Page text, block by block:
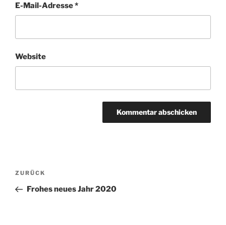
E-Mail-Adresse*
Website
Beitragsnavigation
Vorheriger
Beitrag
ZURÜCK
Frohes neues Jahr 2020